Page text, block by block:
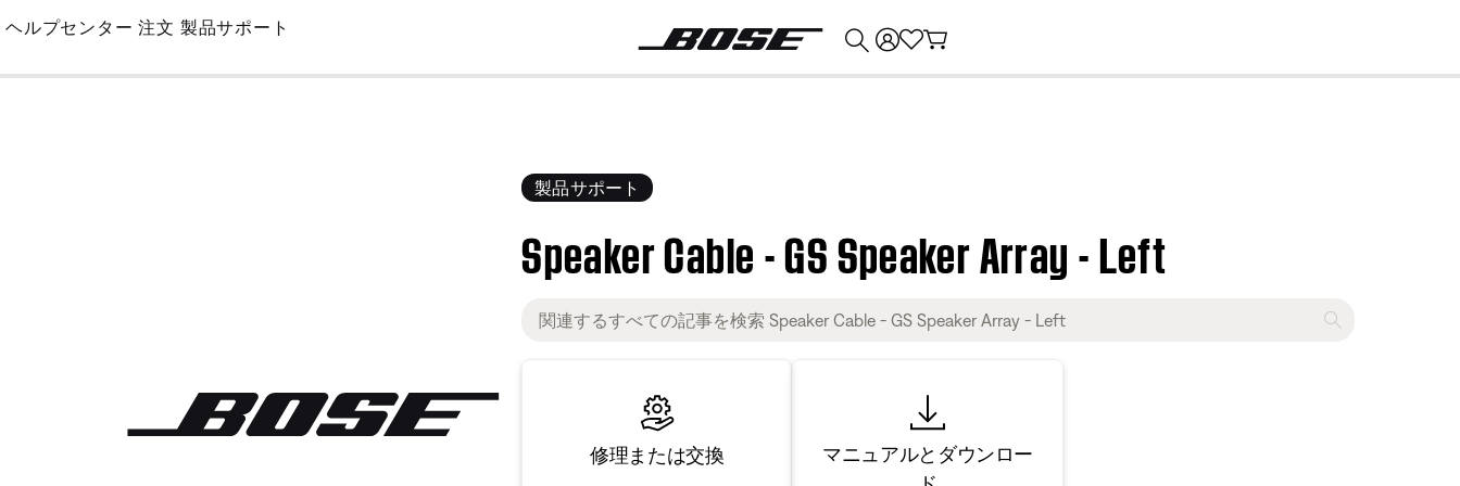
Skip
Main
ヘルプセンター 注文 製品サポート
製品サポート
Speaker Cable - GS Speaker Array - Left
修理または交換
マニュアルとダウンロー